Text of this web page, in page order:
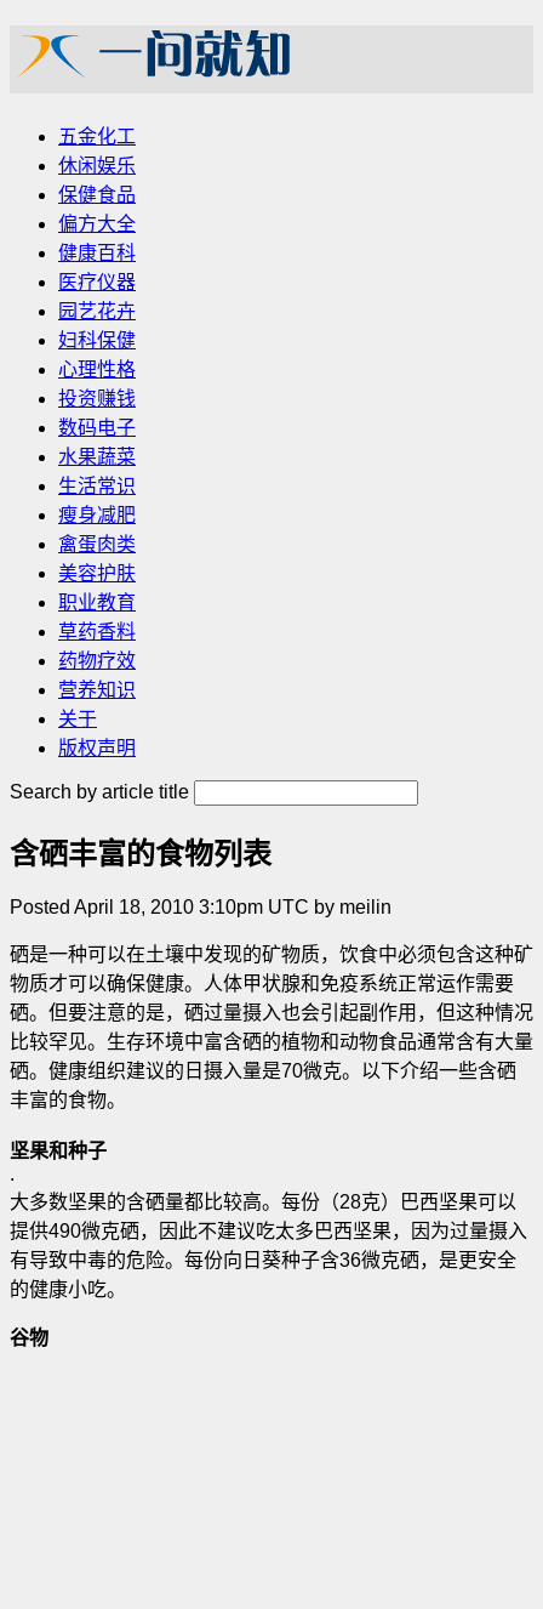
五金化工
休闲娱乐
保健食品
偏方大全
健康百科
医疗仪器
园艺花卉
妇科保健
心理性格
投资赚钱
数码电子
水果蔬菜
生活常识
瘦身减肥
禽蛋肉类
美容护肤
职业教育
草药香料
药物疗效
营养知识
关于
版权声明
Search by article title
含硒丰富的食物列表
Posted April 18, 2010 3:10pm UTC by meilin
硒是一种可以在土壤中发现的矿物质，饮食中必须包含这种矿
物质才可以确保健康。人体甲状腺和免疫系统正常运作需要
硒。但要注意的是，硒过量摄入也会引起副作用，但这种情况
比较罕见。生存环境中富含硒的植物和动物食品通常含有大量
硒。健康组织建议的日摄入量是70微克。以下介绍一些含硒
丰富的食物。
坚果和种子
.
大多数坚果的含硒量都比较高。每份（28克）巴西坚果可以
提供490微克硒，因此不建议吃太多巴西坚果，因为过量摄入
有导致中毒的危险。每份向日葵种子含36微克硒，是更安全
的健康小吃。
谷物